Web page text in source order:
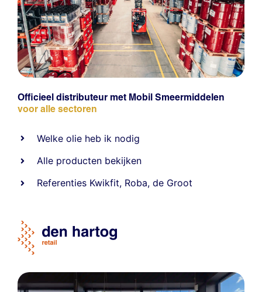
Officieel distributeur met Mobil Smeermiddelen
voor alle sectoren
Welke olie heb ik nodig
Alle producten bekijken
Referenties Kwikfit, Roba,de Groot